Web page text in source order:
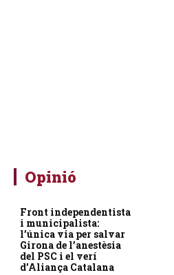
Opinió
Front independentista
i municipalista:
l’única via per salvar
Girona de l’anestèsia
del PSC i el verí
d’Aliança Catalana